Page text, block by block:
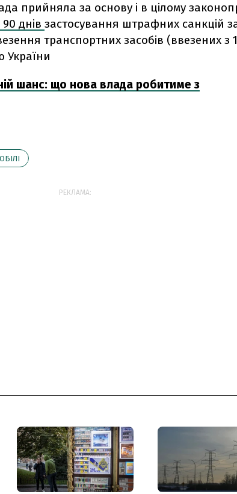
прийняла за основу і в цілому
днів застосування штрафних санкцій
транспортних засобів (ввезених з 1
України
шанс: що нова влада робитиме з
РЕКЛАМА: